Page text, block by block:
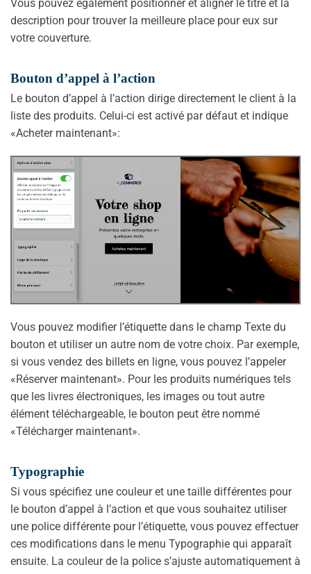
Vous pouvez également positionner et aligner le titre et la
description pour trouver la meilleure place pour eux sur
votre couverture.
Bouton d’appel à l’action
Le bouton d’appel à l’action dirige directement le client à la
liste des produits. Celui-ci est activé par défaut et indique
«Acheter maintenant»:
Vous pouvez modifier l’étiquette dans le champ Texte du
bouton et utiliser un autre nom de votre choix. Par exemple,
si vous vendez des billets en ligne, vous pouvez l’appeler
«Réserver maintenant». Pour les produits numériques tels
que les livres électroniques, les images ou tout autre
élément téléchargeable, le bouton peut être nommé
«Télécharger maintenant».
Typographie
Si vous spécifiez une couleur et une taille différentes pour
le bouton d’appel à l’action et que vous souhaitez utiliser
une police différente pour l’étiquette, vous pouvez effectuer
ces modifications dans le menu Typographie qui apparaît
ensuite. La couleur de la police s’ajuste automatiquement à